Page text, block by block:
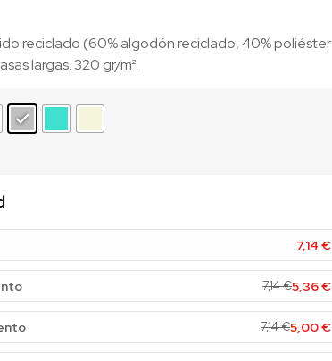
reciclado (60% algodón reciclado, 40% poliéster
largas. 320 gr/m².
7,14 €
7,14€5,36€
7,14€5,00€